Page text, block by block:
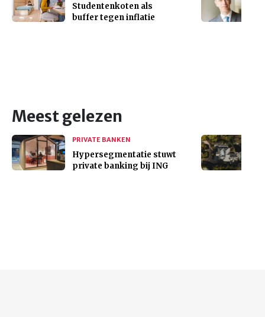
Studentenkoten als
buffer tegen inflatie
Meest gelezen
PRIVATE BANKEN
Hypersegmentatie stuwt
private banking bij ING